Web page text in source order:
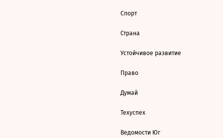
Спорт
Страна
Устойчивое развитие
Право
Думай
Техуспех
Ведомости Юг